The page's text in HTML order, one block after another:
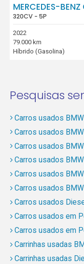
MERCEDES-BENZ
320CV - 5P
2022
79.000 km
Híbrido (Gasolina)
Pesquisas
Carros usados BMW
Carros usados
Carros usados
Carros usados
Carros usados
Carros usados
Carros usados
Carros usados em
Carros usados em
Carrinhas usadas
Carrinhas usadas